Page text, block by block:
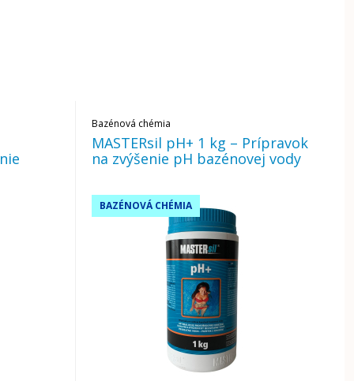
Bazénová chémia
MASTERsil pH+ 1 kg – Prípravok
na zvýšenie pH bazénovej vody
BAZÉNOVÁ CHÉMIA